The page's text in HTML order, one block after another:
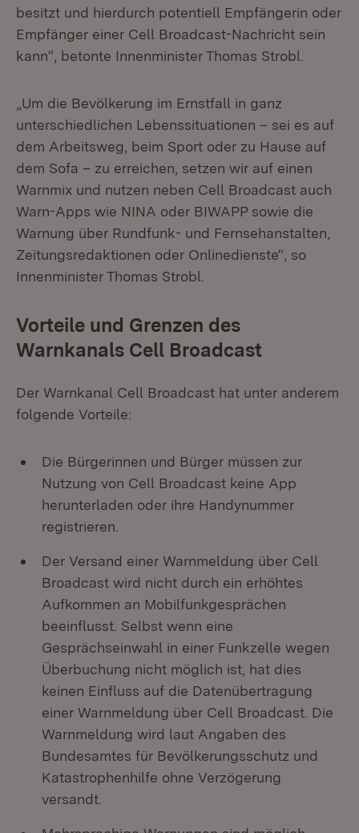
besitzt und hierdurch potentiell Empfängerin oder
Empfänger einer Cell Broadcast-Nachricht sein
kann“, betonte Innenminister Thomas Strobl.
„Um die Bevölkerung im Ernstfall in ganz
unterschiedlichen Lebenssituationen – sei es auf
dem Arbeitsweg, beim Sport oder zu Hause auf
dem Sofa – zu erreichen, setzen wir auf einen
Warnmix und nutzen neben Cell Broadcast auch
Warn-Apps wie NINA oder BIWAPP sowie die
Warnung über Rundfunk- und Fernsehanstalten,
Zeitungsredaktionen oder Onlinedienste“, so
Innenminister Thomas Strobl.
Vorteile und Grenzen des
Warnkanals Cell Broadcast
Der Warnkanal Cell Broadcast hat unter anderem
folgende Vorteile:
Die Bürgerinnen und Bürger müssen zur
Nutzung von Cell Broadcast keine App
herunterladen oder ihre Handynummer
registrieren.
Der Versand einer Warnmeldung über Cell
Broadcast wird nicht durch ein erhöhtes
Aufkommen an Mobilfunkgesprächen
beeinflusst. Selbst wenn eine
Gesprächseinwahl in einer Funkzelle wegen
Überbuchung nicht möglich ist, hat dies
keinen Einfluss auf die Datenübertragung
einer Warnmeldung über Cell Broadcast. Die
Warnmeldung wird laut Angaben des
Bundesamtes für Bevölkerungsschutz und
Katastrophenhilfe ohne Verzögerung
versandt.